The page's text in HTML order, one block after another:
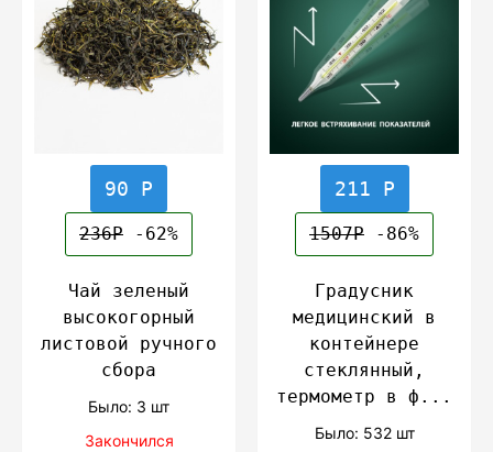
90 Р
236Р -62%
Чай зеленый
высокогорный
листовой ручного
сбора
Было: 3 шт
Закончился
211 Р
1507Р -86%
Градусник
медицинский в
контейнере
стеклянный,
термометр в ф...
Было: 532 шт